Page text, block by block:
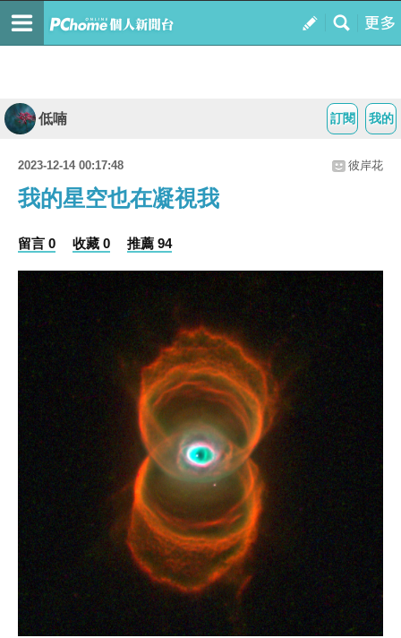
我的
訂閱
低喃
2023-12-14 00:17:48 彼岸花
我的星空也在凝視我
留言 0 收藏 0 推薦 94